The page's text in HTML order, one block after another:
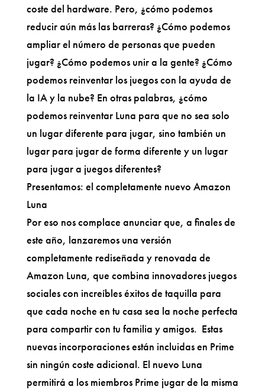
coste del hardware. Pero, ¿cómo podemos
reducir aún más las barreras? ¿Cómo podemos
ampliar el número de personas que pueden
jugar? ¿Cómo podemos unir a la gente? ¿Cómo
podemos reinventar los juegos con la ayuda de
la IA y la nube? En otras palabras, ¿cómo
podemos reinventar Luna para que no sea solo
un lugar diferente para jugar, sino también un
lugar para jugar de forma diferente y un lugar
para jugar a juegos diferentes?
Presentamos: el completamente nuevo Amazon
Luna
Por eso nos complace anunciar que, a finales de
este año, lanzaremos una versión
completamente rediseñada y renovada de
Amazon Luna, que combina innovadores juegos
sociales con increíbles éxitos de taquilla para
que cada noche en tu casa sea la noche perfecta
para compartir con tu familia y amigos. Estas
nuevas incorporaciones están incluidas en Prime
sin ningún coste adicional. El nuevo Luna
permitirá a los miembros Prime jugar de la misma